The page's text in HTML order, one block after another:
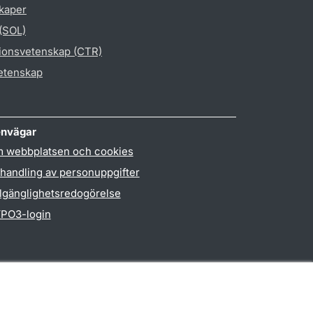
(CTR)
webbplatsen och cookies
av personuppgifter
login